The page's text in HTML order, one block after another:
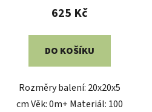
625 Kč
DO KOŠÍKU
Rozměry balení: 20x20x5
cm Věk: 0m+ Materiál: 100